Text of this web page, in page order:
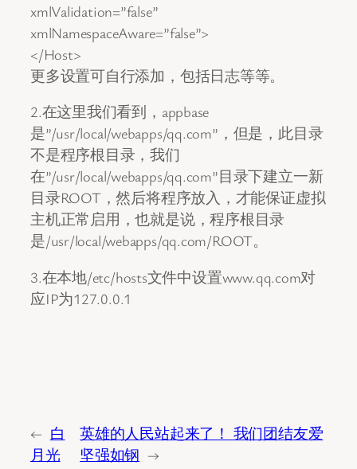
xmlValidation=”false”
xmlNamespaceAware=”false”>
</Host>
更多设置可自行添加，包括日志等等。
2.在这里我们看到，appbase
是”/usr/local/webapps/qq.com”，但是，此目录
不是程序根目录，我们
在”/usr/local/webapps/qq.com”目录下建立一新
目录ROOT，然后将程序放入，才能保证虚拟
主机正常启用，也就是说，程序根目录
是/usr/local/webapps/qq.com/ROOT。
3.在本地/etc/hosts文件中设置www.qq.com对
应IP为127.0.0.1
← 白
月光
英雄的人民站起来了！ 我们团结友爱
坚强如钢 →